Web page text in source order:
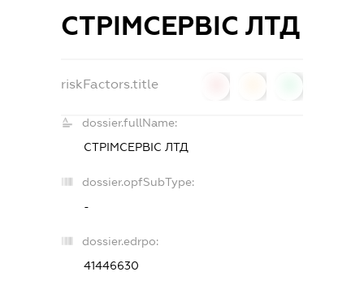
СТРІМСЕРВІС ЛТД
riskFactors.title
dossier.fullName:
СТРІМСЕРВІС ЛТД
dossier.opfSubType:
-
dossier.edrpo:
41446630